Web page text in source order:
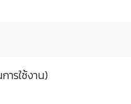
รใช้งาน)